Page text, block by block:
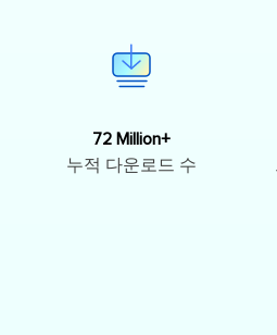
72 Million+
누적 다운로드 수